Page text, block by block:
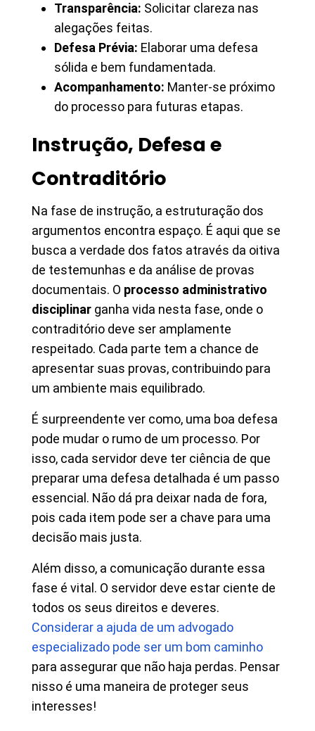
Transparência: Solicitar clareza nas
alegações feitas.
Defesa Prévia: Elaborar uma defesa
sólida e bem fundamentada.
Acompanhamento: Manter-se próximo
do processo para futuras etapas.
Instrução, Defesa e
Contraditório
Na fase de instrução, a estruturação dos
argumentos encontra espaço. É aqui que se
busca a verdade dos fatos através da oitiva
de testemunhas e da análise de provas
documentais. O processo administrativo
disciplinar ganha vida nesta fase, onde o
contraditório deve ser amplamente
respeitado. Cada parte tem a chance de
apresentar suas provas, contribuindo para
um ambiente mais equilibrado.
É surpreendente ver como, uma boa defesa
pode mudar o rumo de um processo. Por
isso, cada servidor deve ter ciência de que
preparar uma defesa detalhada é um passo
essencial. Não dá pra deixar nada de fora,
pois cada item pode ser a chave para uma
decisão mais justa.
Além disso, a comunicação durante essa
fase é vital. O servidor deve estar ciente de
todos os seus direitos e deveres.
Considerar a ajuda de um advogado
especializado pode ser um bom caminho
para assegurar que não haja perdas. Pensar
nisso é uma maneira de proteger seus
interesses!